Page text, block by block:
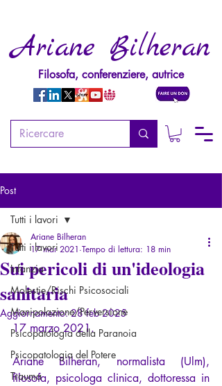
Ariane Bilheran
Filosofa, conferenziere, autrice
Post
Tutti i lavori
Infanzia
Molestie/Rischi Psicosociali
Manipolazione/Perversione
Psicopatologia della Paranoia
Psicopatologia del Potere
Trauma
Tutti i lavori
Sui pericoli di un'ideologia
sanitaria
Ariane Bilheran
17 mar 2021 Tempo di lettura: 18 min
Aggiornamento:28 feb 2025
17 marzo 2021.
Ariane Bilheran, normalista (Ulm),
filosofa, psicologa clinica, dottoressa in